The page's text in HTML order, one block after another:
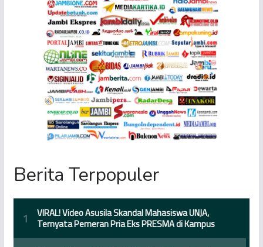
Berita Terpopuler